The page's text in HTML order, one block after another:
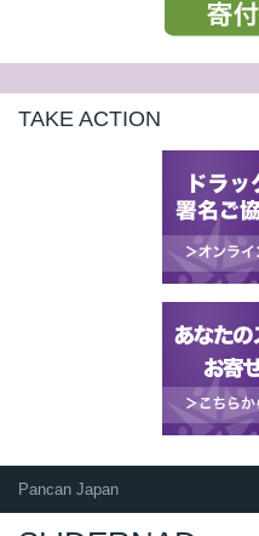
TAKE ACTION
Pancan Japan